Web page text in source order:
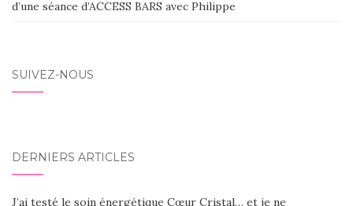
d’une séance d’ACCESS BARS avec Philippe
SUIVEZ-NOUS
DERNIERS ARTICLES
J’ai testé le soin énergétique Cœur Cristal… et je ne